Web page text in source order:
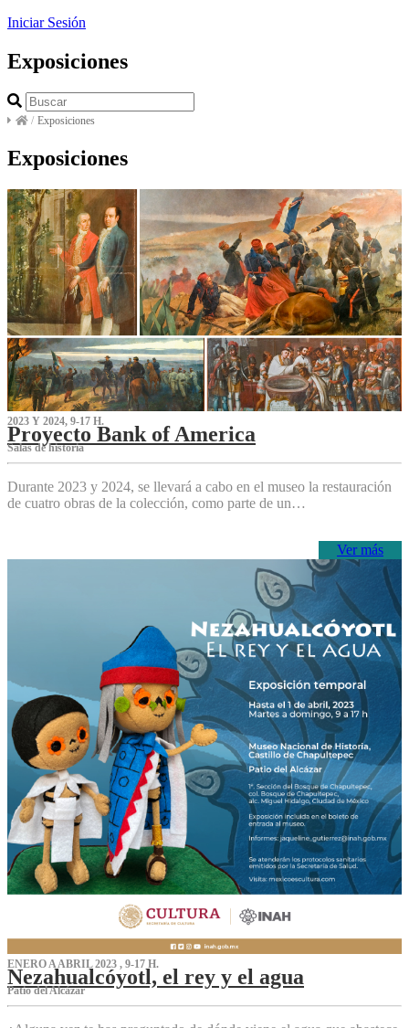
Iniciar Sesión
Exposiciones
/ Exposiciones
Exposiciones
2023 Y 2024, 9-17 H.
Proyecto Bank of America
S‌alas de historia
Durante 2023 y 2024, se llevará a cabo en el museo la restauración
de cuatro obras de la colección, como parte de un…
Ver más
ENERO A ABRIL 2023 , 9-17 H.
Nezahualcóyotl, el rey y el agua
Patio del Alcázar